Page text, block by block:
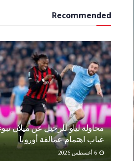
Recommended
محاولة لياو للرحيل عن ميلان
غياب اهتمام عمالقة أوروبا